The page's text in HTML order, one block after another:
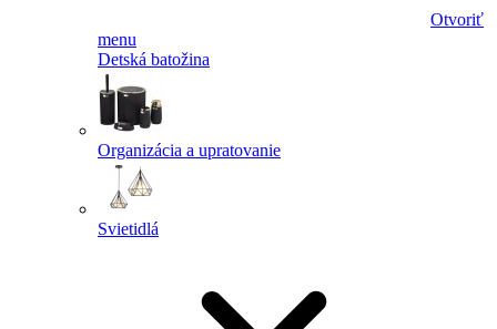
Otvoriť
menu
Detská batožina
Organizácia a upratovanie
Svietidlá